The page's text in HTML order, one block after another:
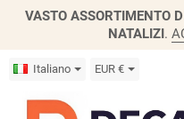
VASTO ASSORTIMENTO
NATALIZI.
Italiano EUR €